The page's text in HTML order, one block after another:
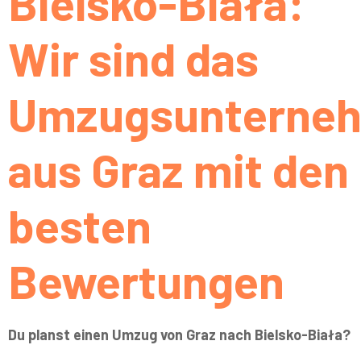
Wir sind das
aus Graz mit den
besten
Bewertungen
Du planst einen Umzug von Graz nach Bielsko-Biała?